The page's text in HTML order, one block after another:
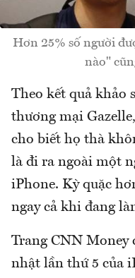
Hơn 25% số người
nào"
Theo kết quả khảo
thương mại
cho biết họ thà
là đi ra ngoài một
iPhone. Kỳ quặc
ngay cả khi đang
Trang CNN Money
nhật lần thứ 5 của